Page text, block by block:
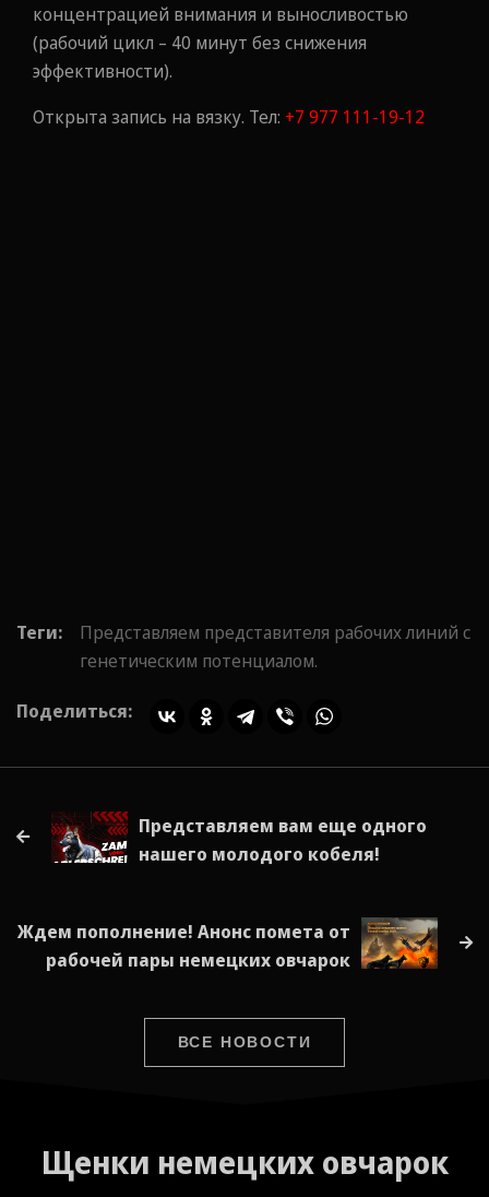
концентрацией внимания и выносливостью
(рабочий цикл – 40 минут без снижения
эффективности).
Открыта запись на вязку. Тел: +7 977 111-19-12
Теги:
Представляем представителя рабочих линий с
генетическим потенциалом.
Поделиться:
Представляем вам еще одного
нашего молодого кобеля!
Ждем пополнение! Анонс помета от
рабочей пары немецких овчарок
ВСЕ НОВОСТИ
Щенки немецких овчарок